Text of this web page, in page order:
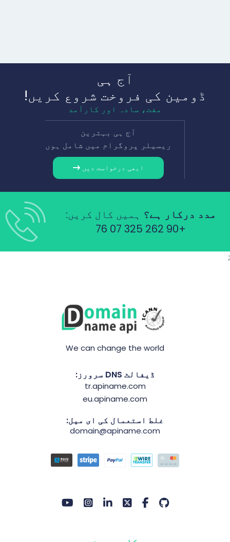
آج ہی
ڈومین کی فروخت شروع کریں!
مفت، سادہ اور کارآمد
آج ہی بہترین
ریسیلر پروگرام میں شامل ہوں
ابھی درخواست دیں
مدد درکار ہے؟ ہمیں کال کریں:
+90 262 325 07 76
;
We can change the world
ڈیفالٹ DNS سرورز:
tr.apiname.com
eu.apiname.com
غلط استعمال کی ای میل:
domain@apiname.com